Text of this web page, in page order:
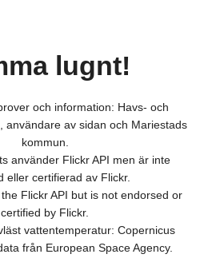
lugnt!
och information: Havs- och
användare av sidan och Mariestads
kommun.
använder Flickr API men är inte
eller certifierad av Flickr.
Flickr API but is not endorsed or
certified by Flickr.
vattentemperatur: Copernicus
från European Space Agency.